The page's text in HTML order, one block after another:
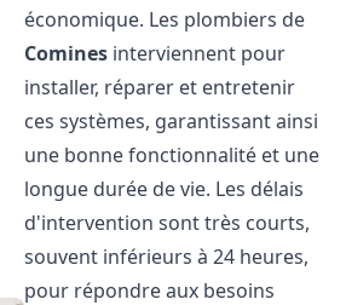
économique. Les plombiers de
Comines interviennent pour
installer, réparer et entretenir
ces systèmes, garantissant ainsi
une bonne fonctionnalité et une
longue durée de vie. Les délais
d'intervention sont très courts,
souvent inférieurs à 24 heures,
pour répondre aux besoins